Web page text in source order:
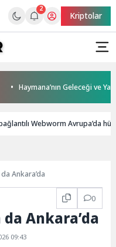
2
Kriptolar
Haymana’nın Geleceği ve
Webworm Avrupa’da
Ankara’da
0
Ankara’da
09:43